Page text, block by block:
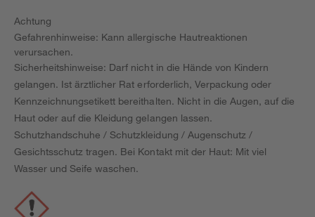
Achtung
Gefahrenhinweise: Kann allergische Hautreaktionen
verursachen.
Sicherheitshinweise: Darf nicht in die Hände von Kindern
gelangen. Ist ärztlicher Rat erforderlich, Verpackung oder
Kennzeichnungsetikett bereithalten. Nicht in die Augen, auf die
Haut oder auf die Kleidung gelangen lassen.
Schutzhandschuhe / Schutzkleidung / Augenschutz /
Gesichtsschutz tragen. Bei Kontakt mit der Haut: Mit viel
Wasser und Seife waschen.